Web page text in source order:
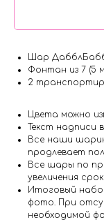
Шар
Фонтан из 7 (5
2
Цвета можно
Текст надписи
Все наши
продлевает
Все шары по
увеличения
Итоговый
фото. При
необходимой